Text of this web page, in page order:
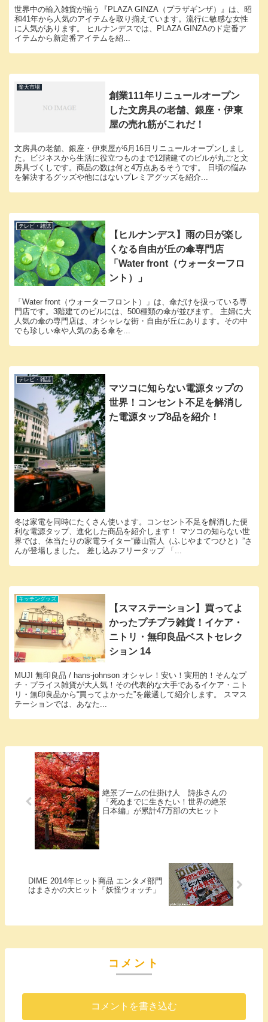
世界中の輸入雑貨が揃う『PLAZA GINZA（プラザギンザ）』は、昭
和41年から人気のアイテムを取り揃えています。流行に敏感な女性
に人気があります。 ヒルナンデスでは、PLAZA GINZAのド定番ア
イテムから新定番アイテムを紹...
楽天市場
創業111年リニュールオープン
した文房具の老舗、銀座・伊東
屋の売れ筋がこれだ！
文房具の老舗、銀座・伊東屋が6月16日リニュールオープンしまし
た。ビジネスから生活に役立つものまで12階建てのビルが丸ごと文
房具づくしです。商品の数は何と4万点あるそうです。 日頃の悩み
を解決するグッズや他にはないプレミアグッズを紹介...
テレビ・雑誌
【ヒルナンデス】雨の日が楽し
くなる自由が丘の傘専門店
「Water front（ウォーターフロ
ント）」
「Water front（ウォーターフロント）」は、傘だけを扱っている専
門店です。3階建てのビルには、500種類の傘が並びます。 主婦に大
人気の傘の専門店は、オシャレな街・自由が丘にあります。その中
でも珍しい傘や人気のある傘を...
テレビ・雑誌
マツコに知らない電源タップの
世界！コンセント不足を解消し
た電源タップ8品を紹介！
冬は家電を同時にたくさん使います。コンセント不足を解消した便
利な電源タップ、進化した商品を紹介します！ マツコの知らない世
界では、体当たりの家電ライター“藤山哲人（ふじやまてつひと）”さ
んが登場しました。 差し込みフリータップ 「...
キッチングッズ
【スマステーション】買ってよ
かったプチプラ雑貨！イケア・
ニトリ・無印良品ベストセレク
ション 14
MUJI 無印良品 / hans-johnson オシャレ！安い！実用的！そんなプ
チ・プライス雑貨が大人気！その代表的な大手であるイケア・ニト
リ・無印良品から“買ってよかった”を厳選して紹介します。 スマス
テーションでは、あなた...
絶景ブームの仕掛け人 詩歩さんの
「死ぬまでに生きたい！世界の絶景
日本編」が累計47万部の大ヒット
DIME 2014年ヒット商品 エンタメ部門
はまさかの大ヒット「妖怪ウォッチ」
コメント
コメントを書き込む